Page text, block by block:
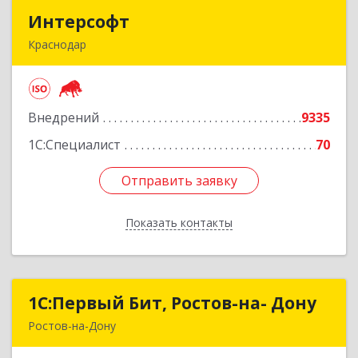
Интерсофт
Краснодар
Внедрений
9335
1С:Специалист
70
Отправить заявку
Показать контакты
Подробнее
Отправить заявку
Назад
1С:Первый Бит, Ростов-на- Дону
Ростов-на-Дону
1С:Первый Бит, Ростов-на- Дону